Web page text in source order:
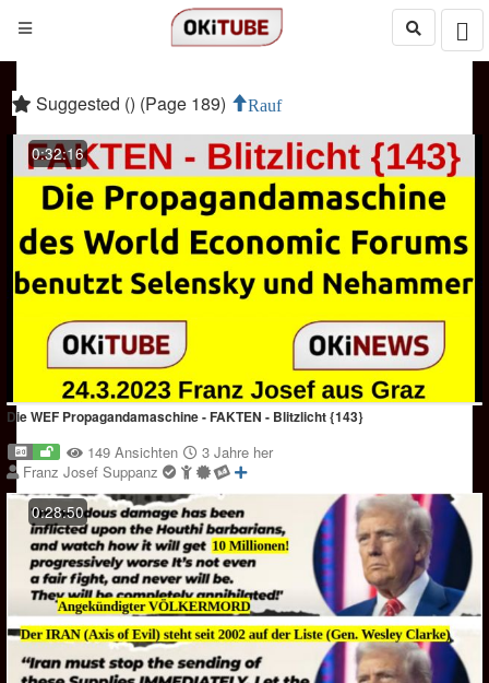
Suggested () (Page 189) Rauf
0:32:16
Die WEF Propagandamaschine - FAKTEN - Blitzlicht {143}
149 Ansichten
3 Jahre her
Franz Josef Suppanz
0:28:50